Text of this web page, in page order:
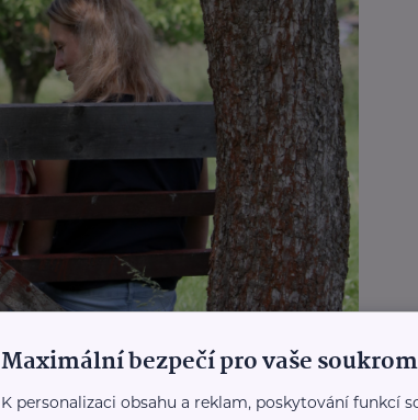
Maximální bezpečí pro vaše
K personalizaci obsahu a reklam, poskytování funkcí